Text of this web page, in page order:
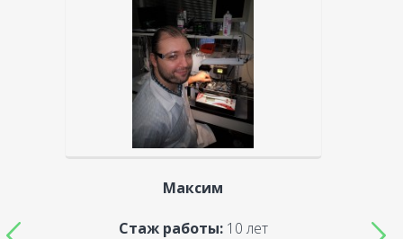
Максим
Стаж работы:10 лет